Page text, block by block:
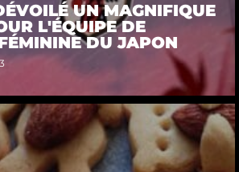
UN MAGNIFIQUE
L'ÉQUIPE DE
DU JAPON